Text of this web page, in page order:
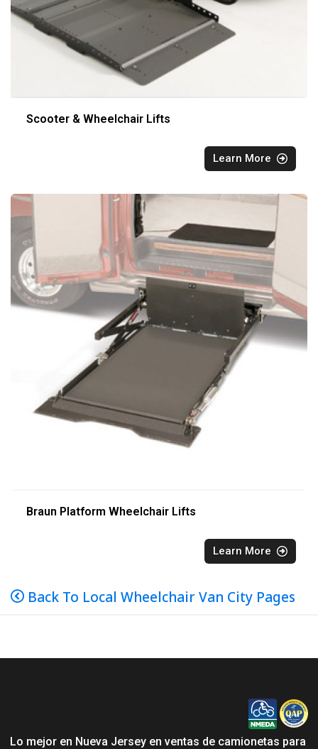
Scooter & Wheelchair Lifts
Learn More
Braun Platform Wheelchair Lifts
Learn More
Back To Local Wheelchair Van City Pages
Lo mejor en Nueva Jersey en ventas de camionetas para